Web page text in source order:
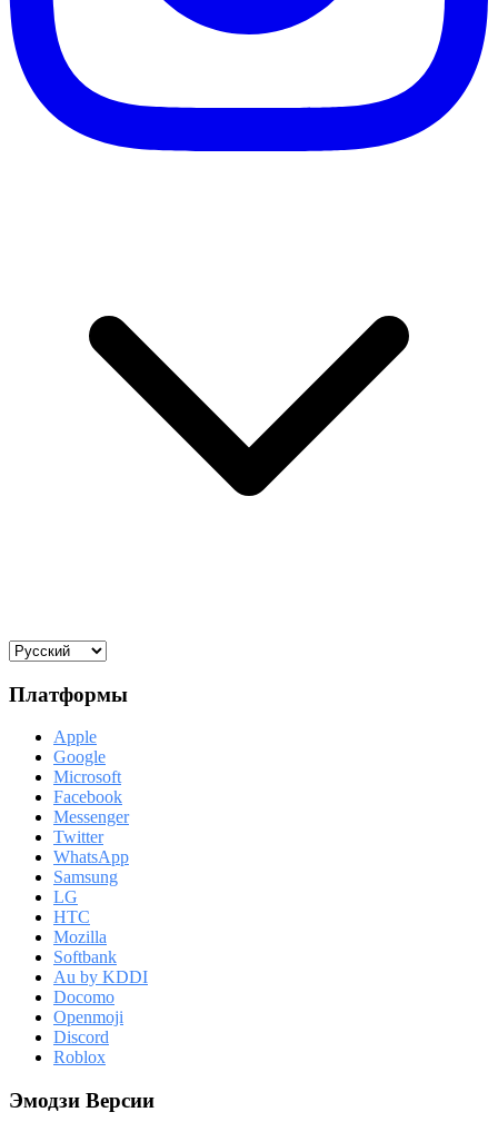
Платформы
Apple
Google
Microsoft
Facebook
Messenger
Twitter
WhatsApp
Samsung
LG
HTC
Mozilla
Softbank
Au by KDDI
Docomo
Openmoji
Discord
Roblox
Эмодзи Версии